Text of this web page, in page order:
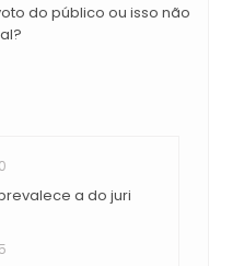
do público ou isso não
a do juri